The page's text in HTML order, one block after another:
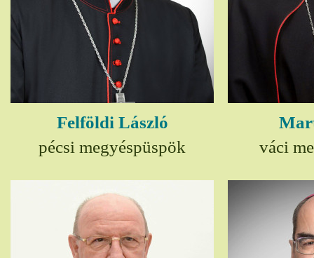
Felföldi László
pécsi megyéspüspök
váci